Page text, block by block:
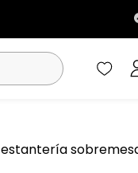
estantería